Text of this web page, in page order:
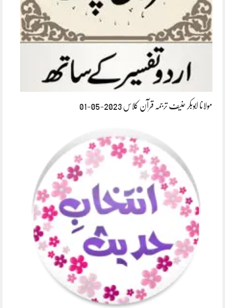
مولانا ابوبکر حنیف ترجمہ قرآن کلاس 2023-05-01